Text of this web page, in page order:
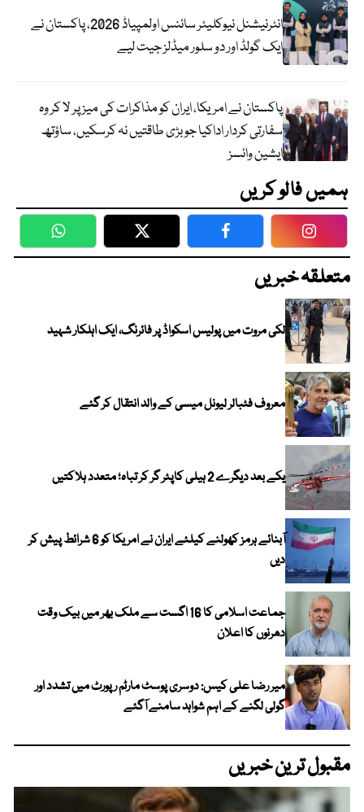
انٹرنیشنل نیوکلیئر سائنس اولمپیاڈ 2026، پاکستان نے
ایک گولڈ اور دو سلور میڈلز جیت لیے
پاکستان نے امریکا، ایران کو مذاکرات کی میز پر لا کر وہ
سفارتی کردار اداکیا جو بڑی طاقتیں نہ کرسکیں، ساؤتھ
ایشین وائسز
ہمیں فالو کریں
WhatsApp Twitter Facebook
متعلقہ خبریں
لکی مروت میں پولیس اسکواڈ پر فائرنگ، ایک اہلکار شہید
معروف فٹبالر لیونل میسی کے والد انتقال کر گئے
یکے بعد دیگرے 2 ہیلی کاپٹر گر کر تباہ؛ متعدد ہلاکتیں
آبنائے ہرمز کھولنے کیلئے ایران نے امریکا کو 6 شرائط پیش کر
دیں
جماعت اسلامی کا 16 اگست سے ملک بھر میں بیک وقت
دھرنوں کا اعلان
میر رضا علی کیس: دوسری پوسٹ مارٹم رپورٹ میں تشدد اور
گولی لگنے کے اہم شواہد سامنے آگئے
مقبول ترین خبریں